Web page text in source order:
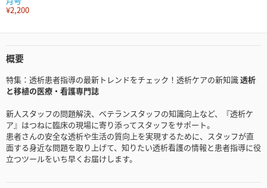
¥2,200
概要
特集：透析患者指導の最新トレンドをチェック！透析ケアの新知識透析
と移植の医療・看護専門誌
新人スタッフの問題解決、ベテランスタッフの知識向上など、『透析ケ
ア』はつねに臨床の現場に寄り添ってスタッフをサポート。
患者さんの安全な透析や生活の質向上を実現するために、スタッフが直
面する身近な問題を取り上げて、知りたい透析看護の情報と患者指導に役
立つツールをいち早くお届けします。